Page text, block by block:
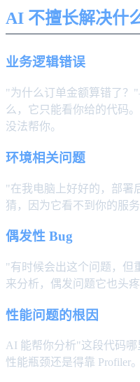
AI 不擅长解决什
业务逻辑错误
"为什么订单金额算错了
么，它只能看你给的代码
没法帮你。
环境相关问题
"在我电脑上好好的，部
猜，因为它看不到你的服务
偶发性 Bug
"有时候会出这个问题，
来分析，偶发问题它也头疼
性能问题的根因
AI 能帮你分析"这段代码
性能瓶颈还是得靠 Profiler。